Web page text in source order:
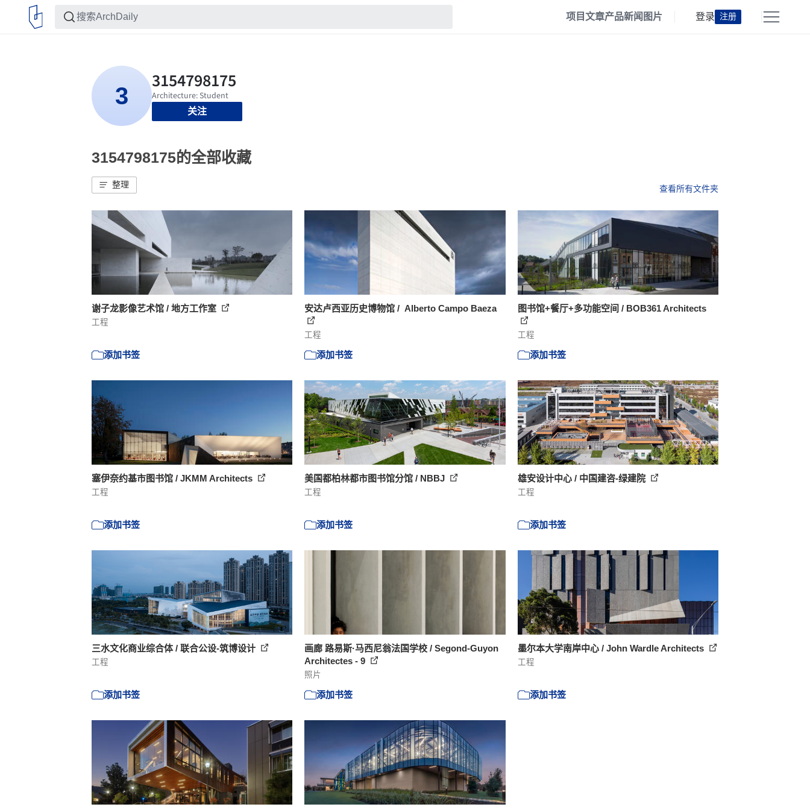
项目文章产品新闻 图片 登录 注册
关注
3154798175的全部收藏
整理 查看所有文件夹
谢子龙影像艺术馆 / 地方工作室
工程
添加书签
安达卢西亚历史博物馆 / Alberto Campo Baeza
工程
添加书签
图书馆+餐厅+多功能空间 / BOB361 Architects
工程
添加书签
塞伊奈约基市图书馆 / JKMM Architects
工程
添加书签
美国都柏林都市图书馆分馆 / NBBJ
工程
添加书签
雄安设计中心 / 中国建咨-绿建院
工程
添加书签
三水文化商业综合体 / 联合公设-筑博设计
工程
添加书签
画廊 路易斯·马西尼翁法国学校 / Segond-Guyon
Architectes - 9
照片
添加书签
墨尔本大学南岸中心 / John Wardle Architects
工程
添加书签